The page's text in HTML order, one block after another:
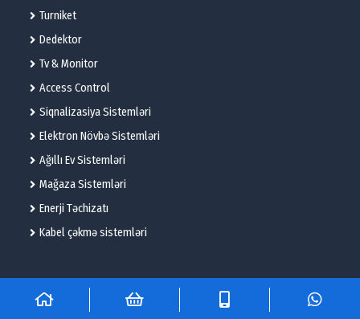
Turniket
Dedektor
Tv & Monitor
Access Control
Siqnalizasiya Sistemləri
Elektron Növbə Sistemləri
Ağıllı Ev Sistemləri
Mağaza Sistemləri
Enerji Təchizatı
Kabel çəkmə sistemləri
© 2025 – Flame Technologies